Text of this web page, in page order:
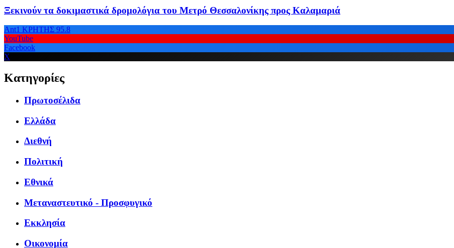
Ξεκινούν τα δοκιμαστικά δρομολόγια του Μετρό Θεσσαλονίκης προς Καλαμαριά
Ant1 ΚΡΗΤΗΣ 95.8
YouTube
Facebook
X
Κατηγορίες
Πρωτοσέλιδα
Ελλάδα
Διεθνή
Πολιτική
Εθνικά
Μεταναστευτικό - Προσφυγικό
Εκκλησία
Οικονομία